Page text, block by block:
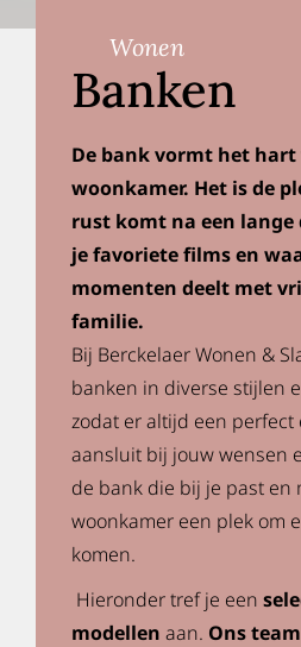
Wonen
Banken
De bank vormt het hart
woonkamer. Het is de
rust komt na een lange
je favoriete films en
momenten deelt met
familie.
Bij Berckelaer Wonen &
banken in diverse stijlen
zodat er altijd een
aansluit bij jouw wensen
de bank die bij je past en
woonkamer een plek om
komen.
Hieronder tref je een
modellen aan. Ons